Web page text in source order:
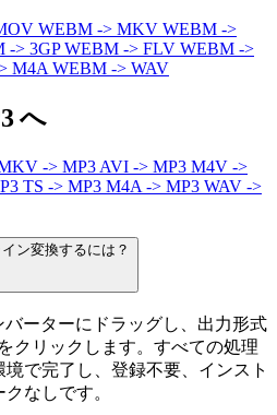
WEBM -> MKV WEBM ->
-> 3GPWEBM -> FLV WEBM ->
M4A WEBM -> WAV
へ
-> MP3 AVI -> MP3 M4V ->
TS -> MP3 M4A -> MP3 WAV ->
ン変換するには？
ーターにドラッグし、出力形式
クリックします。すべての処理
で完了し、登録不要、インスト
なしです。